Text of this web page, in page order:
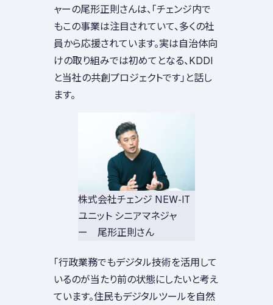
ャーの尾形正則さんは、「チェンジ内で
もこの事業は注目されていて、多くの社
員から応援されています。実は自治体向
けの取り組みでは初めてとなる、KDDI
と当社の共創プロジェクトです」と話し
ます。
株式会社チェンジ NEW-IT
ユニット シニアマネジャ
ー 尾形正則さん
「行政業務でもデジタル技術を活用して
いるのが当たり前の状態にしたいと考え
ています。住民もデジタルツールを自然